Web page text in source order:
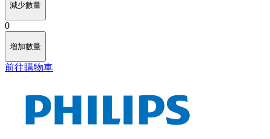
減少數量
0
增加數量
前往購物車